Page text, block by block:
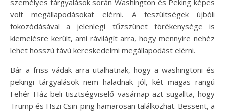
személyes tárgyalások során Washington és Peking képes
volt megállapodásokat elérni. A feszültségek újbóli
fokozódásával a jelenlegi tűzszünet törékenysége is
kiemelésre került, ami rávilágít arra, hogy mennyire nehéz
lehet hosszú távú kereskedelmi megállapodást elérni.
Bár a friss vádak arra utalhatnak, hogy a washingtoni és
pekingi tárgyalások nem haladnak jól, két magas rangú
Fehér Ház-beli tisztségviselő vasárnap azt sugallta, hogy
Trump és Hszi Csin-ping hamarosan találkozhat. Bessent, a